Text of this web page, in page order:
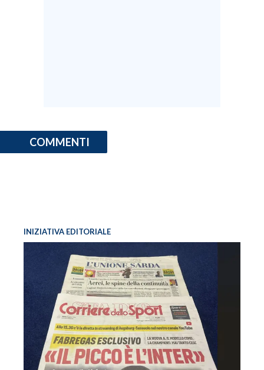
COMMENTI
INIZIATIVA EDITORIALE